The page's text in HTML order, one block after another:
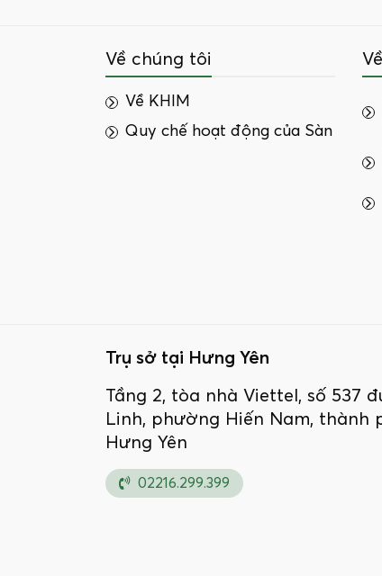
Về chúng tôi
Về KHIM
Quy chế hoạt động của Sàn
Trụ sở tại Hưng Yên
Tầng 2, tòa nhà Viettel, số 537
Linh, phường Hiến Nam, thành
Hưng Yên
02216.299.399